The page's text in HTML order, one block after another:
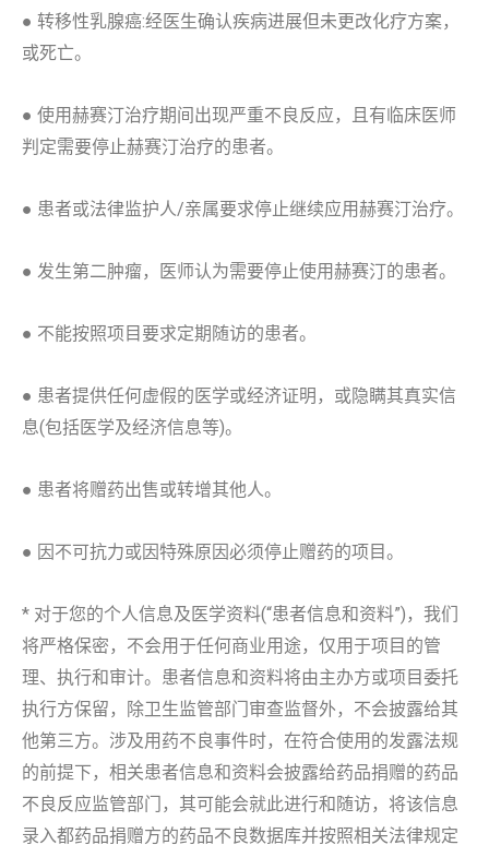
● 转移性乳腺癌:经医生确认疾病进展但未更改化疗方案，
或死亡。
● 使用赫赛汀治疗期间出现严重不良反应，且有临床医师
判定需要停止赫赛汀治疗的患者。
● 患者或法律监护人/亲属要求停止继续应用赫赛汀治疗。
● 发生第二肿瘤，医师认为需要停止使用赫赛汀的患者。
● 不能按照项目要求定期随访的患者。
● 患者提供任何虚假的医学或经济证明，或隐瞒其真实信
息(包括医学及经济信息等)。
● 患者将赠药出售或转增其他人。
● 因不可抗力或因特殊原因必须停止赠药的项目。
* 对于您的个人信息及医学资料(“患者信息和资料”)，我们
将严格保密，不会用于任何商业用途，仅用于项目的管
理、执行和审计。患者信息和资料将由主办方或项目委托
执行方保留，除卫生监管部门审查监督外，不会披露给其
他第三方。涉及用药不良事件时，在符合使用的发露法规
的前提下，相关患者信息和资料会披露给药品捐赠的药品
不良反应监管部门，其可能会就此进行和随访，将该信息
录入都药品捐赠方的药品不良数据库并按照相关法律规定